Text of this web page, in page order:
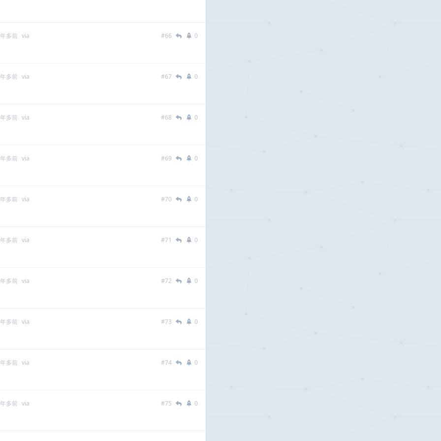
多前 via #66 0
多前 via #67 0
多前 via #68 0
多前 via #69 0
多前 via #70 0
多前 via #71 0
多前 via #72 0
多前 via #73 0
多前 via #74 0
多前 via #75 0